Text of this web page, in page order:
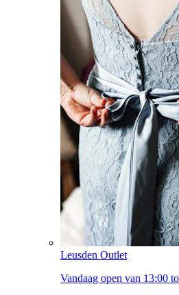
Leusden Outlet
Vandaag open van 13:00